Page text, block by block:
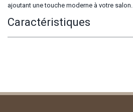
ajoutant une touche moderne à votre salon.
Caractéristiques